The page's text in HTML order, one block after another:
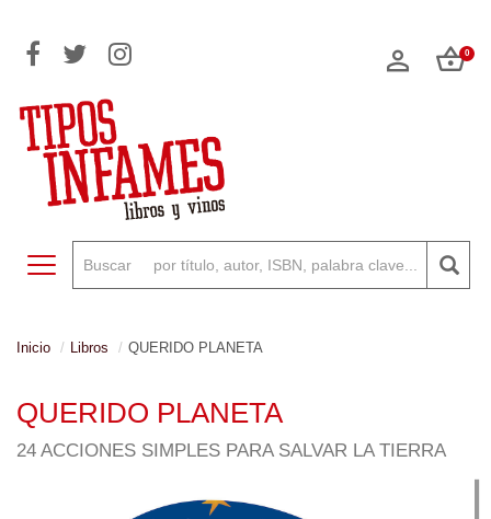
0
Toggle navigation
Inicio Libros QUERIDO PLANETA
QUERIDO PLANETA
24 ACCIONES SIMPLES PARA SALVAR LA TIERRA